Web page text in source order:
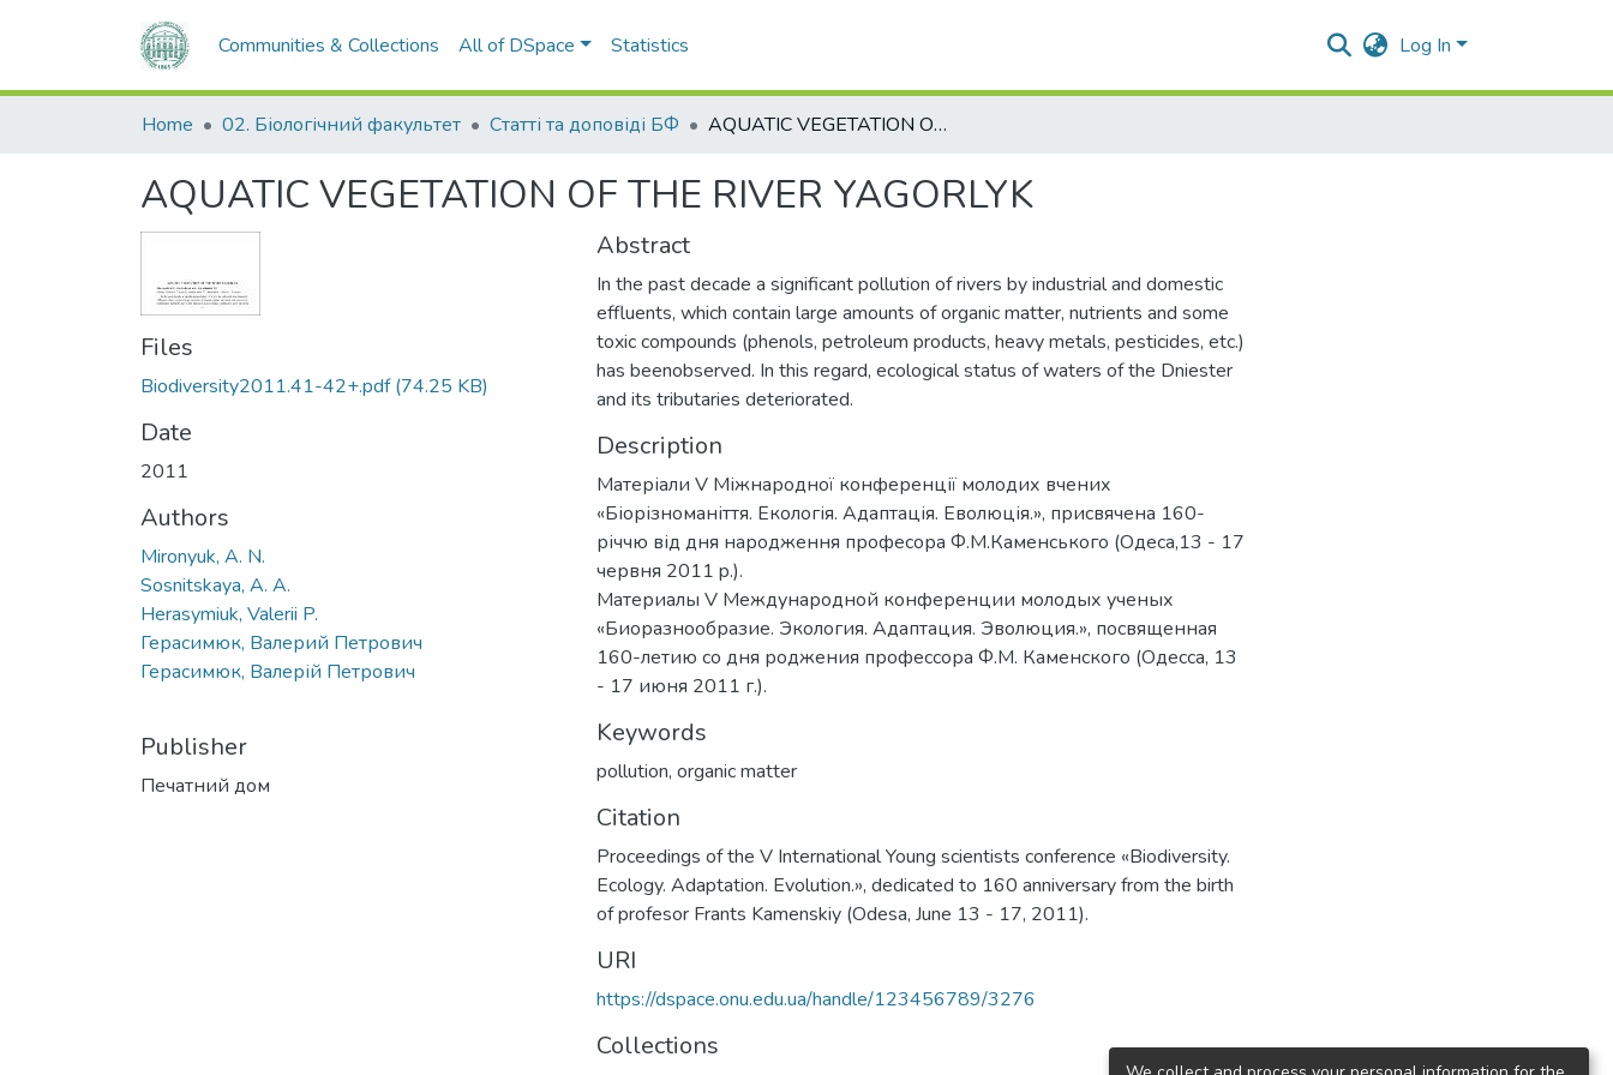
Communities & Collections All of DSpace Statistics Log In
Home 02. Біологічний факультет Статті та доповіді БФ AQUATIC VEGETATION OF THE RIVER YAGORLYK
AQUATIC VEGETATION OF THE RIVER YAGORLYK
Files
Biodiversity2011.41-42+.pdf(74.25 KB)
Date
2011
Authors
Mironyuk, A. N.
Sosnitskaya, A. A.
Herasymiuk, Valerii P.
Герасимюк, Валерий Петрович
Герасимюк, Валерій Петрович
Publisher
Печатний дом
Abstract
In the past decade a significant pollution of rivers by industrial and domestic
effluents, which contain large amounts of organic matter, nutrients and some
toxic compounds (phenols, petroleum products, heavy metals, pesticides, etc.)
has beenobserved. In this regard, ecological status of waters of the Dniester
and its tributaries deteriorated.
Description
Матеріали V Міжнародної конференції молодих вчених
«Біорізноманіття. Екологія. Адаптація. Еволюція.», присвячена 160-
річчю від дня народження професора Ф.М.Каменського (Одеса,13 - 17
червня 2011 p.).
Материалы V Международной конференции молодых ученых
«Биоразнообразие. Экология. Адаптация. Эволюция.», посвященная
160-летию со дня роджения профессора Ф.М. Каменского (Одесса, 13
- 17 июня 2011 г.).
Keywords
pollution, organic matter
Citation
Proceedings of the V International Young scientists conference «Biodiversity.
Ecology. Adaptation. Evolution.», dedicated to 160 anniversary from the birth
of profesor Frants Kamenskiy (Odesa, June 13 - 17, 2011).
URI
https://dspace.onu.edu.ua/handle/123456789/3276
Collections